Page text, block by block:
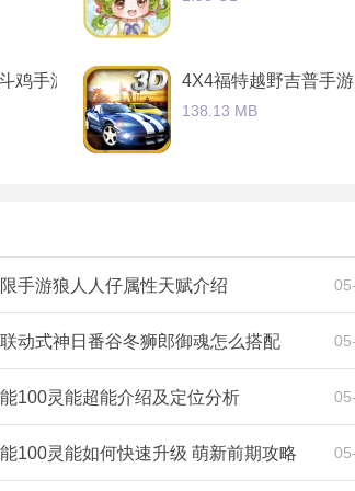
鸡手游 4X4福特越野吉普手游
138.13 MB
手游狼人人仔属性天赋介绍
动式神日番谷冬狮郎御魂怎么搭配
100灵能超能介绍及定位分析
100灵能如何快速升级 萌新前期攻略